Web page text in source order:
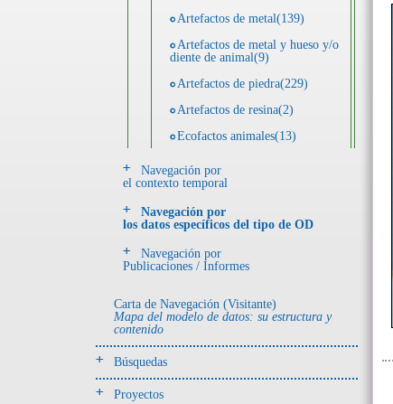
Artefactos de metal(139)
Artefactos de metal y hueso y/o
diente de animal(9)
Artefactos de piedra(229)
Artefactos de resina(2)
Ecofactos animales(13)
Ecofactos de concha(2)
Ecofactos de piedra(3)
Registro de restos óseos humanos
(individuos)(28)
Registro de unidades
estratigráficas(64)
ofrenda huesos humanos(3)
- UE# y tipo de UE
donde se halló el objeto
Navegación por
el contexto temporal
Navegación por
los datos específicos del tipo de OD
Navegación por
Publicaciones / Informes
Carta de Navegación (Visitante)
Mapa del modelo de datos: su estructura y
contenido
Búsquedas
Proyectos